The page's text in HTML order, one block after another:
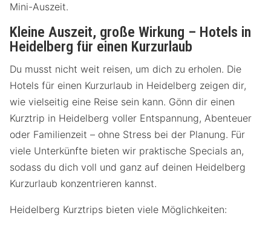
Mini-Auszeit.
Kleine Auszeit, große Wirkung – Hotels in
Heidelberg für einen Kurzurlaub
Du musst nicht weit reisen, um dich zu erholen. Die
Hotels für einen Kurzurlaub in Heidelberg zeigen dir,
wie vielseitig eine Reise sein kann. Gönn dir einen
Kurztrip in Heidelberg voller Entspannung, Abenteuer
oder Familienzeit – ohne Stress bei der Planung. Für
viele Unterkünfte bieten wir praktische Specials an,
sodass du dich voll und ganz auf deinen Heidelberg
Kurzurlaub konzentrieren kannst.
Heidelberg Kurztrips bieten viele Möglichkeiten: